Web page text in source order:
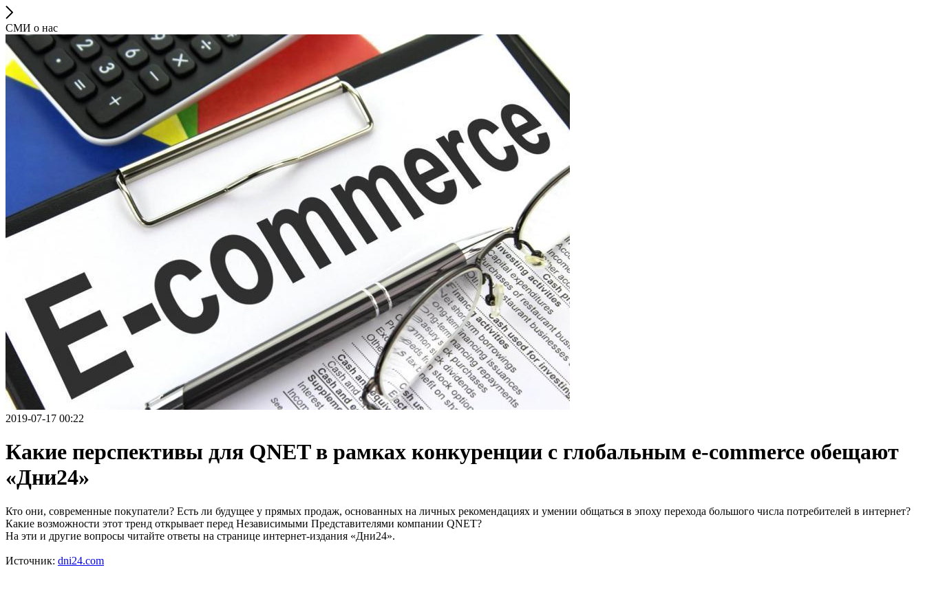
СМИ о нас
2019-07-17 00:22
Какие перспективы для QNET в рамках конкуренции с глобальным e-commerce обещают
«Дни24»
Кто они, современные покупатели? Есть ли будущее у прямых продаж, основанных на личных рекомендациях и умении общаться в эпоху перехода большого числа потребителей в интернет?
Какие возможности этот тренд открывает перед Независимыми Представителями компании QNET?
На эти и другие вопросы читайте ответы на странице интернет-издания «Дни24».
Источник: dni24.com